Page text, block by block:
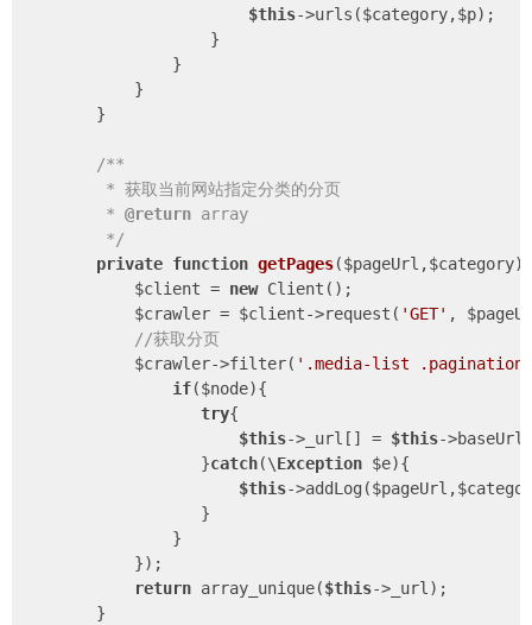
$this->urls($category,$p);
                    }
                }
            }
        }
/**
         * 获取当前网站指定分类的分页
         *
@return array
         */
private function getPages($pageUrl,$category)
            $client =
new Client();
            $crawler = $client->request(
'GET' ,
//获取分页
            $crawler->filter(
'.media-list
if($node){
try{
$this->_url[] = $this-
                   }
catch(\Exception $e){
$this-
                   }
                }
            });
return array_unique($this->_url);
        }